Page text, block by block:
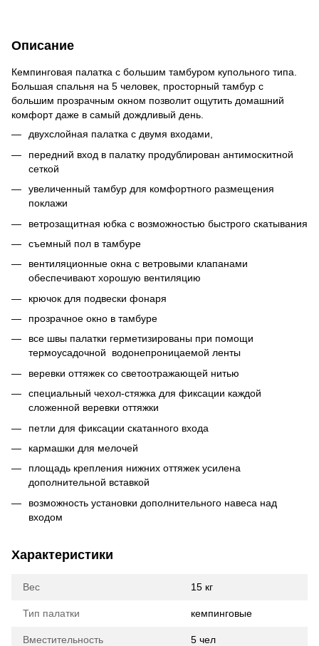
Описание
Кемпинговая палатка с большим тамбуром купольного типа.
Большая спальня на 5 человек, просторный тамбур с
большим прозрачным окном позволит ощутить домашний
комфорт даже в самый дождливый день.
двухслойная палатка с двумя входами,
передний вход в палатку продублирован антимоскитной
сеткой
увеличенный тамбур для комфортного размещения
поклажи
ветрозащитная юбка с возможностью быстрого скатывания
съемный пол в тамбуре
вентиляционные окна с ветровыми клапанами
обеспечивают хорошую вентиляцию
крючок для подвески фонаря
прозрачное окно в тамбуре
все швы палатки герметизированы при помощи
термоусадочной водонепроницаемой ленты
веревки оттяжек со светоотражающей нитью
специальный чехол-стяжка для фиксации каждой
сложенной веревки оттяжки
петли для фиксации скатанного входа
кармашки для мелочей
площадь крепления нижних оттяжек усилена
дополнительной вставкой
возможность установки дополнительного навеса над
входом
Характеристики
Вес 15 кг
Тип палатки кемпинговые
Вместительность 5 чел